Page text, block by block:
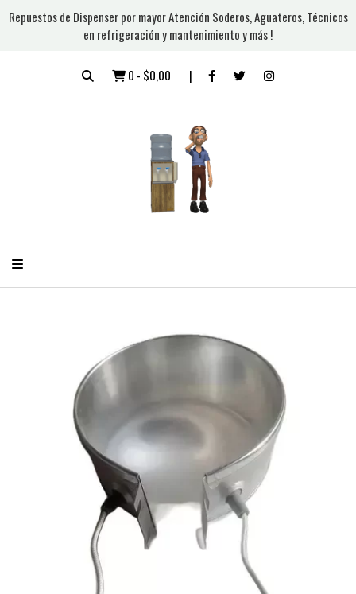
Repuestos de Dispenser por mayor Atención Soderos, Aguateros, Técnicos
en refrigeración y mantenimiento y más !
0 - $0,00